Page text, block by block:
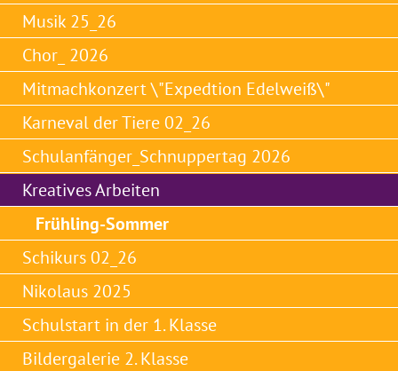
Musik 25_26
Chor_ 2026
Mitmachkonzert \"Expedtion Edelweiß\"
Karneval der Tiere 02_26
Schulanfänger_Schnuppertag 2026
Kreatives Arbeiten
Frühling-Sommer
Schikurs 02_26
Nikolaus 2025
Schulstart in der 1. Klasse
Bildergalerie 2. Klasse